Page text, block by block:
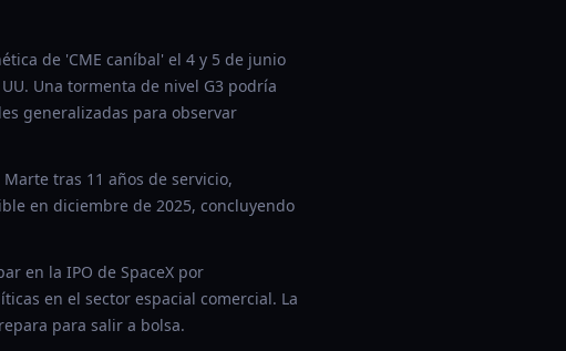
de 'CME caníbal' el 4 y 5 de junio
Una tormenta de nivel G3 podría
generalizadas para observar
tras 11 años de servicio,
en diciembre de 2025, concluyendo
en la IPO de SpaceX por
en el sector espacial comercial. La
para salir a bolsa.